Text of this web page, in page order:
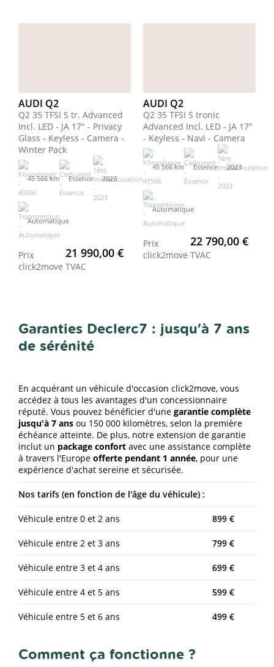
AUDI Q2
Q2 35 TFSI S tr. Advanced
Incl. LED - JA 17" - Privacy
Glass - Keyless - Camera -
Winter Pack
45 566 km Essence 2023
Automatique
Prix
click2move
21 990,00 €
TVAC
AUDI Q2
Q2 35 TFSI S tronic
Advanced Incl. LED - JA 17"
- Keyless - Navi - Camera
45 566 km Essence 2023
Automatique
Prix
click2move
22 790,00 €
TVAC
Garanties Declerc7 : jusqu'à 7 ans
de sérénité
En acquérant un véhicule d'occasion click2move, vous
accédez à tous les avantages d'un concessionnaire
réputé. Vous pouvez bénéficier d'une garantie complète
jusqu'à 7 ans ou 150 000 kilomètres, selon la première
échéance atteinte. De plus, notre extension de garantie
inclut un package confort avec une assistance complète
à travers l'Europe offerte pendant 1 année, pour une
expérience d'achat sereine et sécurisée.
Nos tarifs (en fonction de l'âge du véhicule) :
Véhicule entre 0 et 2 ans 899 €
Véhicule entre 2 et 3 ans 799 €
Véhicule entre 3 et 4 ans 699 €
Véhicule entre 4 et 5 ans 599 €
Véhicule entre 5 et 6 ans 499 €
Comment ça fonctionne ?